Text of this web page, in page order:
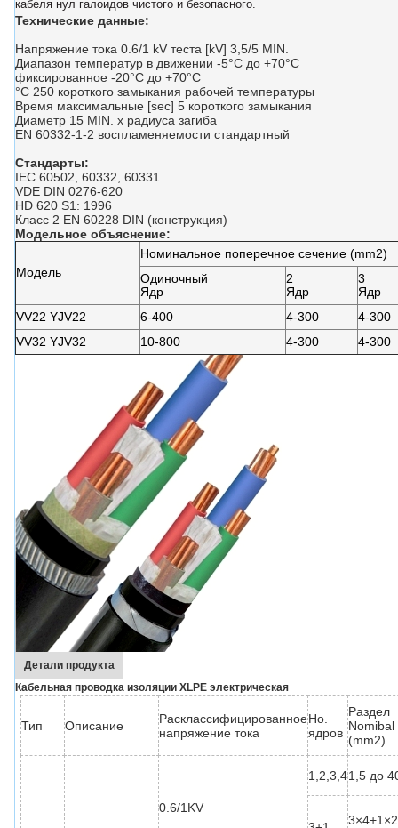
кабеля нул галоидов чистого и безопасного.
Технические данные:
Напряжение тока 0.6/1 kV теста [kV] 3,5/5 MIN.
Диапазон температур в движении -5°C до +70°C
фиксированное -20°C до +70°C
°C 250 короткого замыкания рабочей температуры
Время максимальные [sec] 5 короткого замыкания
Диаметр 15 MIN. x радиуса загиба
EN 60332-1-2 воспламеняемости стандартный
Стандарты:
IEC 60502, 60332, 60331
VDE DIN 0276-620
HD 620 S1: 1996
Класс 2 EN 60228 DIN (конструкция)
Модельное объяснение:
Модель
Номинальное поперечное сечение (mm2)
Одиночный
Ядр
2
Ядр
3
Ядр
VV22 YJV22
6-400 4-300
4-300
VV32 YJV32
10-800 4-300 4-300
Детали продукта
Кабельная проводка изоляции XLPE электрическая
Тип Описание
Расклассифицированное
напряжение тока
Но.
ядров
Раздел
Nomibal
(mm2)
0.6/1KV
1,2,3,41,5 до